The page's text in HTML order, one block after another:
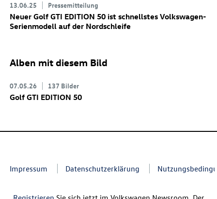
13.06.25 Pressemitteilung
Neuer Golf GTI EDITION 50 ist schnellstes Volkswagen-
Serienmodell auf der Nordschleife
Alben mit diesem Bild
07.05.26 137 Bilder
Golf GTI EDITION 50
Impressum Datenschutzerklärung